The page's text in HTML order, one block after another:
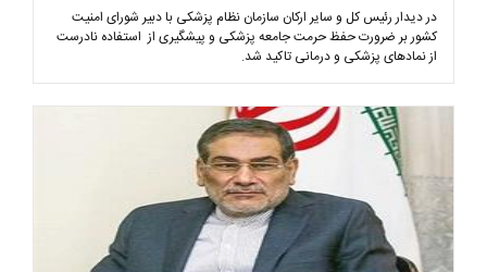
در دیدار رئیس کل و سایر ارکان سازمان نظام پزشکی با دبیر شورای امنیت
کشور بر ضرورت حفظ حرمت جامعه پزشکی و پیشگیری از استفاده نادرست
از نمادهای پزشکی و درمانی تاکید شد.